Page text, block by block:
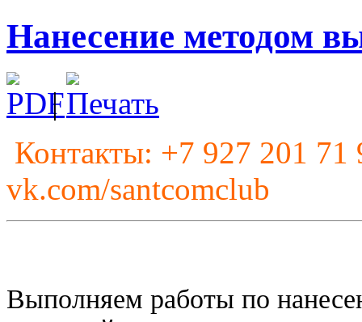
Нанесение методом
|
Контакты: +7 927 201
vk.com/santcomclub
Выполняем работы по